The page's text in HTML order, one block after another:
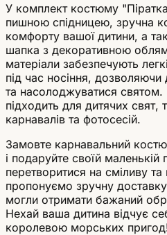
У комплект костюму
пишною спідницею, зручна
комфорту вашої дитини, а
шапка з декоративною
матеріали забезпечують
під час носіння, дозволяючи
та насолоджуватися
підходить для дитячих свят,
карнавалів та фотосесій.
Замовте карнавальний
і подаруйте своїй маленькій
перетворитися на сміливу
пропонуємо зручну
могли отримати бажаний
Нехай ваша дитина відчує
королевою морських